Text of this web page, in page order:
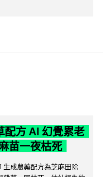
配方 AI 幻覺累老
苗一夜枯死
生成農藥配方為芝麻田除